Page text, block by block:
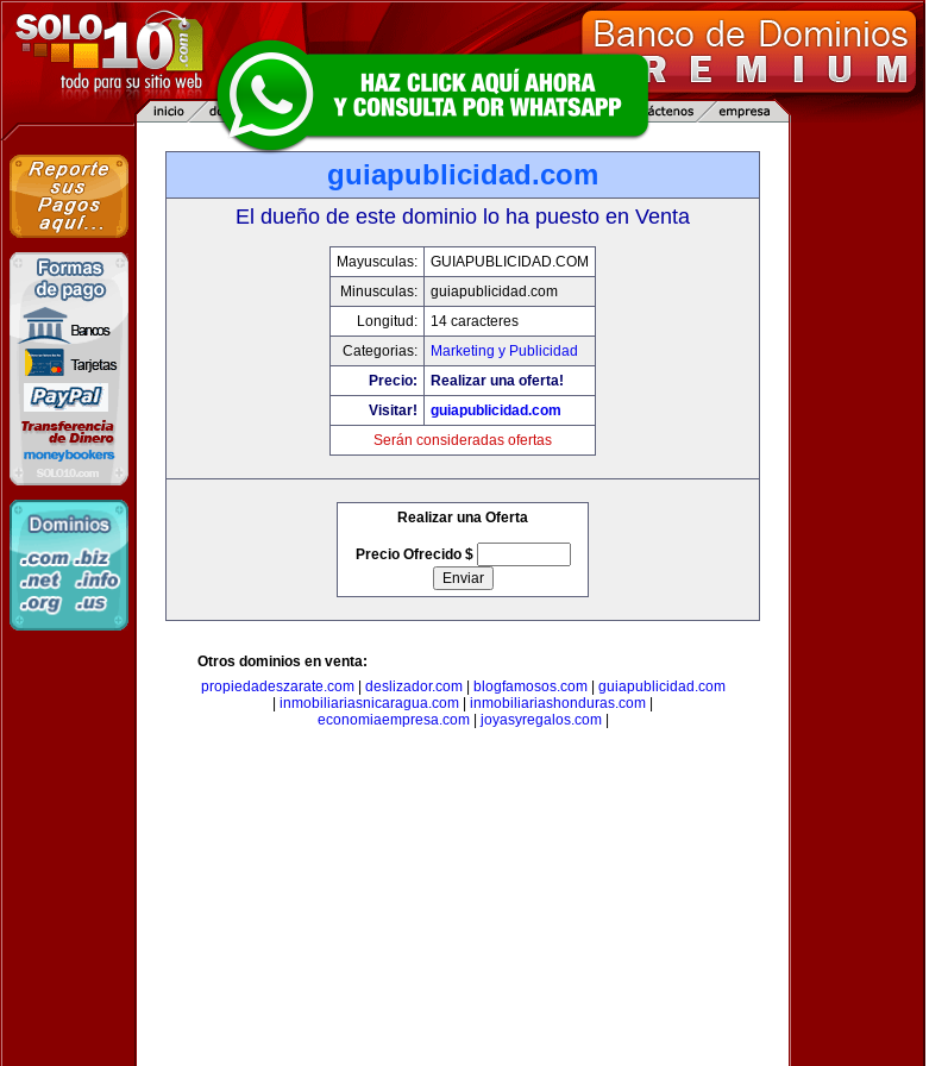
guiapublicidad.com
El dueño de este dominio lo ha puesto en Venta
Mayusculas:
GUIAPUBLICIDAD.COM
Minusculas:
guiapublicidad.com
Longitud:
14 caracteres
Categorias:
Marketing y Publicidad
Precio:
Realizar una oferta!
Visitar!
guiapublicidad.com
Serán consideradas ofertas
Realizar una Oferta
Precio Ofrecido $
Otros dominios en venta:
propiedadeszarate.com| deslizador.com| blogfamosos.com| guiapublicidad.com
inmobiliariasnicaragua.com inmobiliariashonduras.com
economiaempresa.com| joyasyregalos.com|